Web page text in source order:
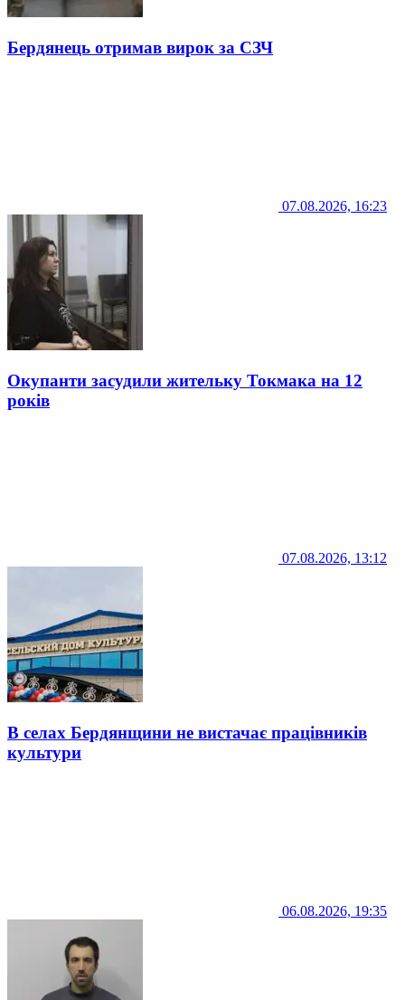
Бердянець отримав вирок за СЗЧ
07.08.2026, 16:23
Окупанти засудили жительку Токмака на 12
років
07.08.2026, 13:12
В селах Бердянщини не вистачає працівників
культури
06.08.2026, 19:35